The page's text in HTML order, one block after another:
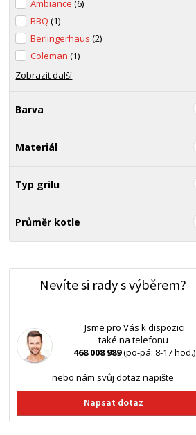
Ambiance(6)
BBQ(1)
Berlingerhaus(2)
Coleman(1)
Zobrazit další
Barva
Materiál
Typ grilu
Průměr kotle
Nevíte si rady s výběrem?
Jsme pro Vás k dispozici
také na telefonu
468 008 989(po-pá: 8-17 hod.)
nebo nám svůj dotaz napište
Napsat dotaz